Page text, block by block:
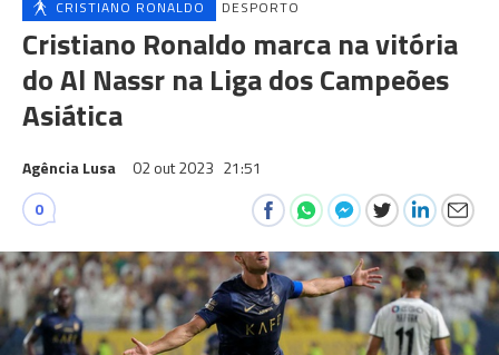
CRISTIANO RONALDO DESPORTO
Cristiano Ronaldo marca na vitória
do Al Nassr na Liga dos Campeões
Asiática
Agência Lusa 02 out 2023 21:51
0